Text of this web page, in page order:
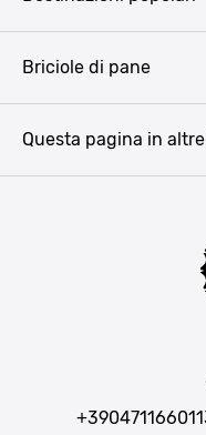
Bucarest
Briciole di pane
Questa pagina in